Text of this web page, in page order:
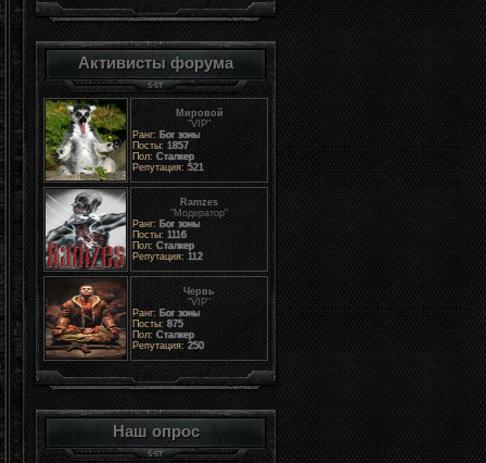
Активисты форума
Мировой
"VIP"
Ранг: Бог зоны
Посты: 1857
Пол: Сталкер
Репутация: 521
Ramzes
"Модератор"
Ранг: Бог зоны
Посты: 1116
Пол: Сталкер
Репутация: 112
Червь
"VIP"
Ранг: Бог зоны
Посты: 875
Пол: Сталкер
Репутация: 250
Наш опрос